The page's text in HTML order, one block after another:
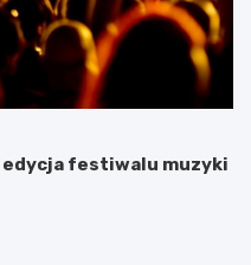
festiwalu muzyki